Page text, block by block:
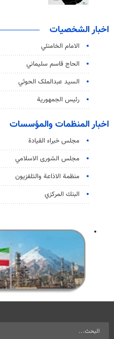
اخبار الشخصيات
الامام الخامنئي
الحاج قاسم سليماني
السید عبدالملک الحوثي
رئيس الجمهورية
اخبار المنظمات والمؤسسات
مجلس خبراء القيادة
مجلس الشورى الاسلامي
منظمة الاذاعة والتلفزیون
البنك المركزي